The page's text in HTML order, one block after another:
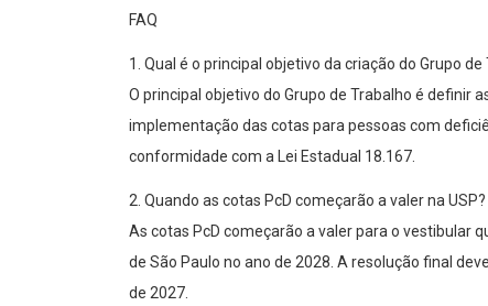
FAQ
1. Qual é o principal objetivo da criação do Grupo de
O principal objetivo do Grupo de Trabalho é definir
implementação das cotas para pessoas com
conformidade com a Lei Estadual 18.167.
2. Quando as cotas PcD começarão a valer na USP?
As cotas PcD começarão a valer para o vestibular
de São Paulo no ano de 2028. A resolução final
de 2027.